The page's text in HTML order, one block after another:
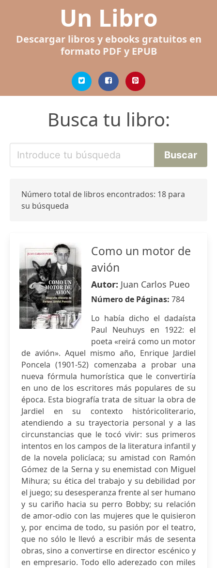
Un Libro
Descargar libros y ebooks gratuitos en
formato PDF y EPUB
Busca tu libro:
Número total de libros encontrados: 18 para
su búsqueda
Como un motor de
avión
Autor: Juan Carlos Pueo
Número de Páginas: 784
Lo había dicho el dadaísta
Paul Neuhuys en 1922: el
poeta «reirá como un motor
de avión». Aquel mismo año, Enrique Jardiel
Poncela (1901-52) comenzaba a probar una
nueva fórmula humorística que le convertiría
en uno de los escritores más populares de su
época. Esta biografía trata de situar la obra de
Jardiel en su contexto históricoliterario,
atendiendo a su trayectoria personal y a las
circunstancias que le tocó vivir: sus primeros
intentos en los campos de la literatura infantil y
de la novela policíaca; su amistad con Ramón
Gómez de la Serna y su enemistad con Miguel
Mihura; su ética del trabajo y su debilidad por
el juego; su desesperanza frente al ser humano
y su cariño hacia su perro Bobby; su relación
de amor-odio con las mujeres que le quisieron
y, por encima de todo, su pasión por el teatro,
que no sólo le llevó a escribir más de sesenta
obras, sino a convertirse en director escénico y
en empresario. Todo ello aderezado con miles